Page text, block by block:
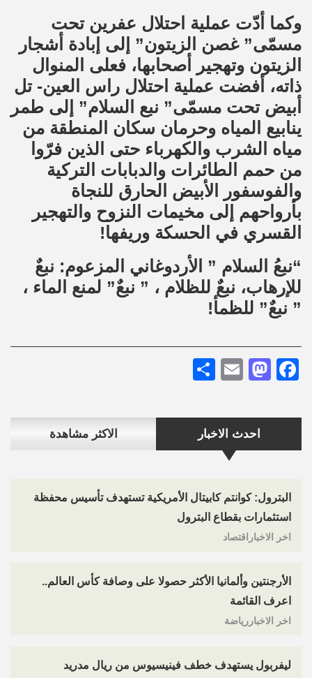
احدث الاخبار الاكثر مشاهدة
البترول: كوانتم كابيتال الأمريكية تستهدف تأسيس محفظة
استثمارات بقطاع البترول
اخر الاخباراقتصاد
الأرجنتين وألمانيا الأكثر حصولا على وصافة كأس العالم..
اعرف القائمة
اخر الاخباررياضة
ليفربول يستهدف خطف فينيسيوس من ريال مدريد
وكما أدّت عملية احتلال عفرين تحت
مسمّى” غصن الزيتون” إلى إبادة أشجار
الزيتون وتهجير أصحابها، فعلى المنوال
ذاته، أفضت عملية احتلال راس العين- تل
أبيض تحت مسمّى” نبع السلام” إلى طمر
ينابيع المياه وحرمان سكان المنطقة من
مياه الشرب والكهرباء حتى الذين فرّوا
من حمم الطائرات والدبابات التركية
والفوسفور الأبيض الحارق للنجاة
بأرواحهم إلى مخيمات النزوح والتهجير
القسري في الحسكة وريفها!
“نبعُ السلام ” الأردوغاني المزعوم: نبعٌ
للإرهاب، نبعٌ للظلام ، ” نبعٌ” لمنع الماء ،
” نبعٌ” للظمأ!
Facebook
Mastodon
Email